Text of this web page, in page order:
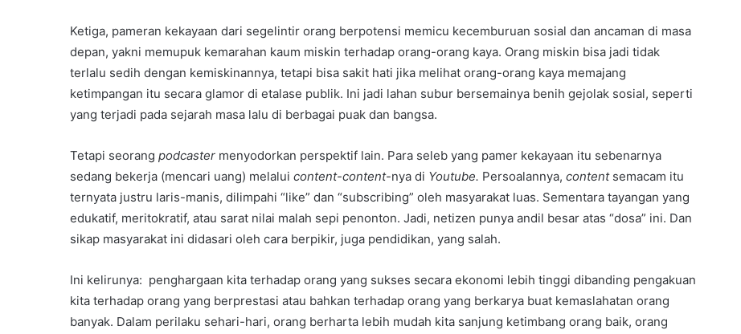
Ketiga, pameran kekayaan dari segelintir orang berpotensi memicu kecemburuan sosial dan ancaman di masa
depan, yakni memupuk kemarahan kaum miskin terhadap orang-orang kaya. Orang miskin bisa jadi tidak
terlalu sedih dengan kemiskinannya, tetapi bisa sakit hati jika melihat orang-orang kaya memajang
ketimpangan itu secara glamor di etalase publik. Ini jadi lahan subur bersemainya benih gejolak sosial, seperti
yang terjadi pada sejarah masa lalu di berbagai puak dan bangsa.
Tetapi seorang podcaster menyodorkan perspektif lain. Para seleb yang pamer kekayaan itu sebenarnya
sedang bekerja (mencari uang) melalui content-content-nya di Youtube. Persoalannya, contentsemacam itu
ternyata justru laris-manis, dilimpahi “like” dan “subscribing” oleh masyarakat luas. Sementara tayangan yang
edukatif, meritokratif, atau sarat nilai malah sepi penonton. Jadi, netizen punya andil besar atas “dosa” ini. Dan
sikap masyarakat ini didasari oleh cara berpikir, juga pendidikan, yang salah.
Ini kelirunya: penghargaan kita terhadap orang yang sukses secara ekonomi lebih tinggi dibanding pengakuan
kita terhadap orang yang berprestasi atau bahkan terhadap orang yang berkarya buat kemaslahatan orang
banyak. Dalam perilaku sehari-hari, orang berharta lebih mudah kita sanjung ketimbang orang baik, orang